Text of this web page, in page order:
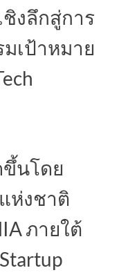
งลึกสู่การ
เป้าหมาย
ขึ้นโดย
ห่งชาติ
ภายใต้